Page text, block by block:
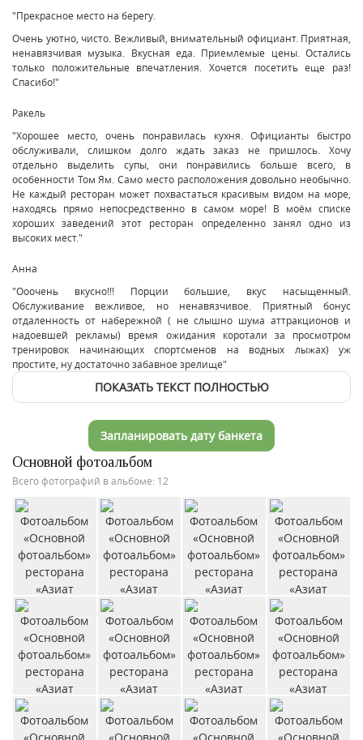
"Прекрасное место на берегу.
Очень уютно, чисто. Вежливый, внимательный официант. Приятная,
ненавязчивая музыка. Вкусная еда. Приемлемые цены. Остались
только положительные впечатления. Хочется посетить еще раз!
Спасибо!"
Ракель
"Хорошее место, очень понравилась кухня. Официанты быстро
обслуживали, слишком долго ждать заказ не пришлось. Хочу
отдельно выделить супы, они понравились больше всего, в
особенности Том Ям. Само место расположения довольно необычно.
Не каждый ресторан может похвастаться красивым видом на море,
находясь прямо непосредственно в самом море! В моём списке
хороших заведений этот ресторан определенно занял одно из
высоких мест."
Анна
"Ооочень вкусно!!! Порции большие, вкус насыщенный.
Обслуживание вежливое, но ненавязчивое. Приятный бонус
отдаленность от набережной ( не слышно шума аттракционов и
надоевшей рекламы) время ожидания коротали за просмотром
тренировок начинающих спортсменов на водных лыжах) уж
простите, ну достаточно забавное зрелище"
ПОКАЗАТЬ ТЕКСТ ПОЛНОСТЬЮ
Запланировать дату банкета
Основной фотоальбом
Всего фотографий в альбоме: 12